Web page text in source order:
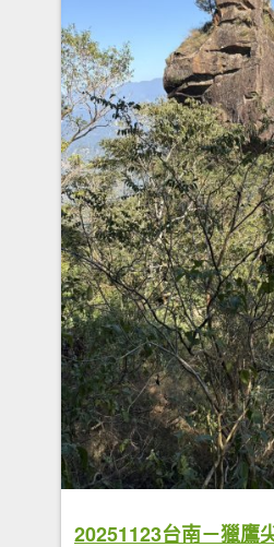
20251123台南－獵鷹